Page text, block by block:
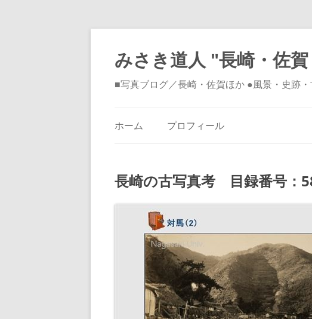
みさき道人 "長崎・佐
■写真ブログ／長崎・佐賀ほか ●風景・史跡
ホーム プロフィール
長崎の古写真考 目録番号：